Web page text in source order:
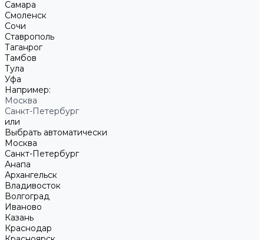
Самара
Смоленск
Сочи
Ставрополь
Таганрог
Тамбов
Тула
Уфа
Например:
Москва
Санкт-Петербург
или
Выбрать автоматически
Москва
Санкт-Петербург
Анапа
Архангельск
Владивосток
Волгоград
Иваново
Казань
Краснодар